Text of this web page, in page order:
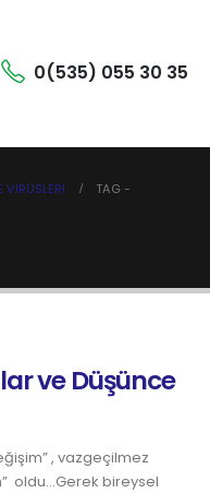
0(535) 055 30 35
TAG -
ve Düşünce
, vazgeçilmez
oldu…Gerek bireysel